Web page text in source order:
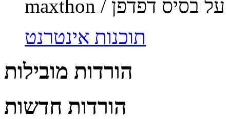
תוכנות אינטרנט
הורדות מובילות
הורדות חדשות